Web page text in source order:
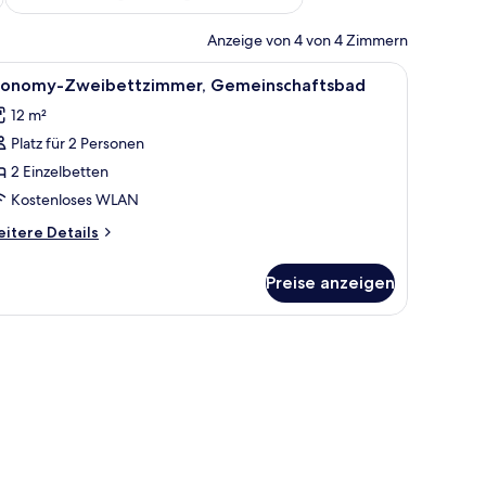
Anzeige von 4 von 4 Zimmern
Fernseher, einem Spiegel und einem Tisch mit einer Pflanze.
Ein kleines, ordentliches Zimmer mit einem
4 Zweibettzimmer, Gemeinschaftsbad
12 m²
Platz für 2 Personen
2 Einzelbetten
Kostenloses WLAN
Details
Preise anzeigen